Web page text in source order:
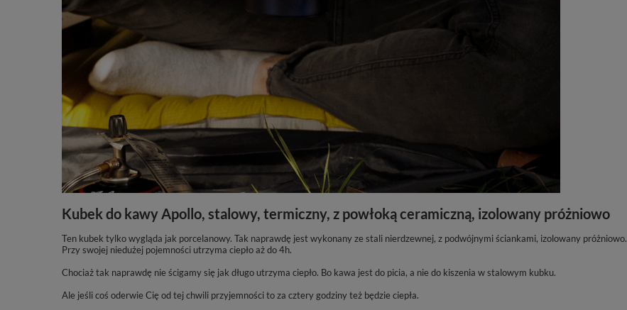
Kubek do kawy Apollo, stalowy, termiczny, z powłoką ceramiczną, izolowany próżniowo
Ten kubek tylko wygląda jak porcelanowy. Tak naprawdę jest wykonany ze stali nierdzewnej, z podwójnymi ściankami, izolowany próżniowo.
Przy swojej niedużej pojemności utrzyma ciepło aż do 4h.
Chociaż tak naprawdę nie ścigamy się jak długo utrzyma ciepło. Bo kawa jest do picia, a nie do kiszenia w stalowym kubku.
Ale jeśli coś oderwie Cię od tej chwili przyjemności to za cztery godziny też będzie ciepła.